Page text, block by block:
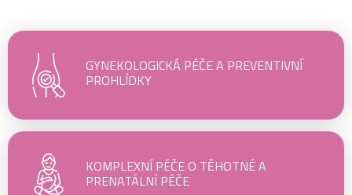
GYNEKOLOGICKÁ PÉČE A PREVENTIVNÍ
PROHLÍDKY
KOMPLEXNÍ PÉČE O TĚHOTNÉ A
PRENATÁLNÍ PÉČE